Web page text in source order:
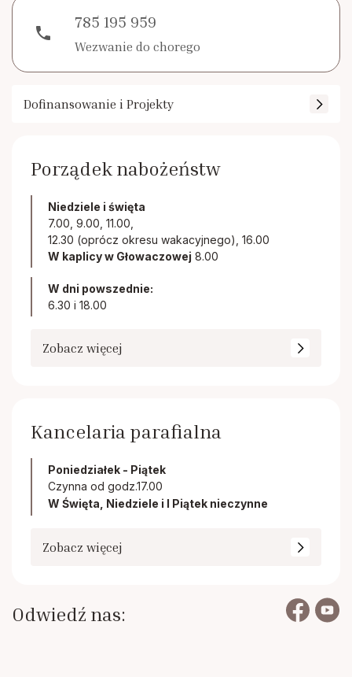
phone
785 195 959
Wezwanie do chorego
Dofinansowanie i Projekty
Porządek nabożeństw
Niedziele i święta
7.00, 9.00, 11.00,
12.30 (oprócz okresu wakacyjnego), 16.00
W kaplicy w Głowaczowej 8.00
W dni powszednie:
6.30 i 18.00
Zobacz więcej
Kancelaria parafialna
Poniedziałek - Piątek
Czynna od godz.17.00
W Święta, Niedziele i I Piątek nieczynne
Zobacz więcej
Odwiedź nas: